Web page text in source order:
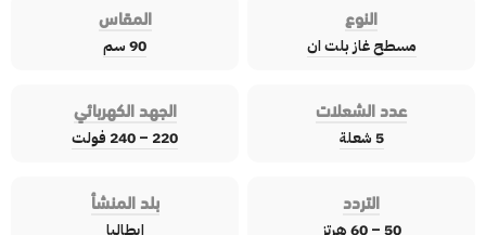
النوع
مسطح غاز بلت ان
المقاس
90 سم
عدد الشعلات
5 شعلة
الجهد الكهربائي
220 – 240 فولت
التردد
50 – 60 هرتز
بلد المنشأ
إيطاليا